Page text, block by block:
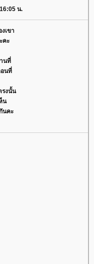
น.
เขา
คะ
นที่
อนที่
รงนั้น
น
นคะ